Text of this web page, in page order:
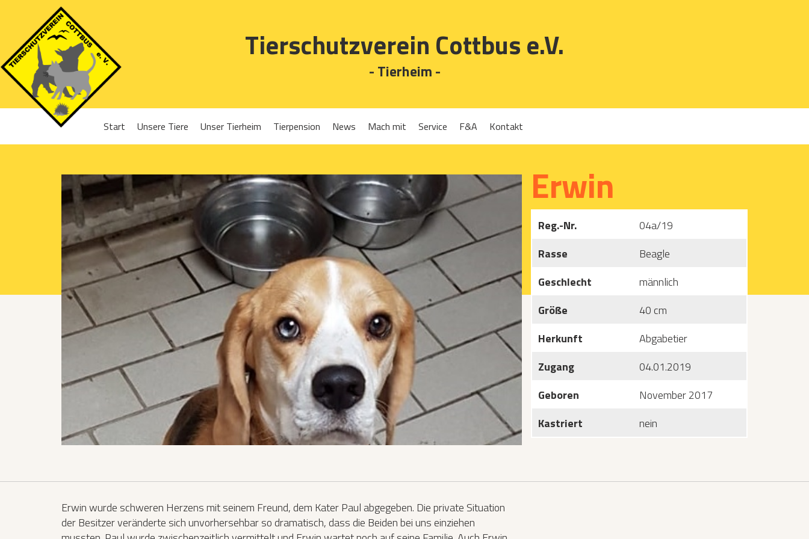
Tierschutzverein Cottbus e.V.
- Tierheim -
Start Unsere Tiere
Katzen
Kleintiere
Unser Tierheim
Projekte 2017
Projekte 2018
Projekte 2019
Projekte 2020
Projekte 2021
Projekte 2022
Projekte 2023
Projekte 2024
Organisation
Tierpension News Mach mit
Ehrenamt
Gassigehen
Mitglied werden
Patenschaften
Katzen­futterplätze
Testament
Katzen vorlesen
Service
Tierpension
F&A Kontakt
Erwin
Reg.-Nr.
04a/19
Rasse
Beagle
Geschlecht
männlich
Größe
40 cm
Herkunft
Abgabetier
Zugang
04.01.2019
Geboren
November 2017
Kastriert
nein
Erwin wurde schweren Herzens mit seinem Freund, dem Kater Paul abgegeben. Die private Situation
der Besitzer veränderte sich unvorhersehbar so dramatisch, dass die Beiden bei uns einziehen